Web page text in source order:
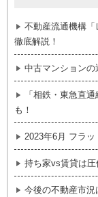
不動産流通機構
徹底解説！
中古マンション
「相鉄・東急直
も！
2023年6月 フラ
持ち家vs賃貸は圧
今後の不動産市